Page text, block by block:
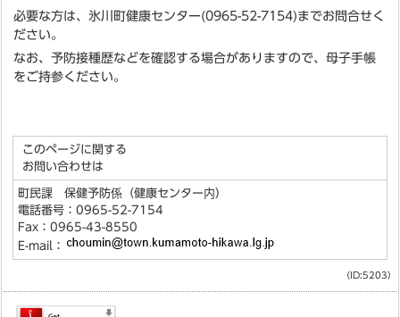
必要な方は、氷川町健康センター(0965-52-7154)までお問合せく
ださい。
なお、予防接種歴などを確認する場合がありますので、母子手帳
をご持参ください。
このページに関する
お問い合わせは
町民課 保健予防係（健康センター内）
電話番号：0965-52-7154
Fax：0965-43-8550
E-mail：
（ID:5203）